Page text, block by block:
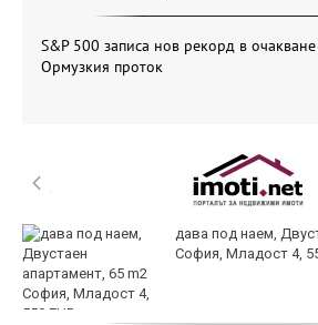
S&P 500 записа нов рекорд в
Ормузкия проток
дава под наем,
София, Младост 4,